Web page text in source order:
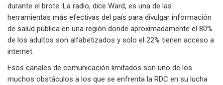
durante el brote. La radio, dice Ward, es una de las
herramientas más efectivas del país para divulgar información
de salud pública en una región donde aproximadamente el 80%
de los adultos son alfabetizados y solo el 22% tienen acceso a
internet.
Esos canales de comunicación limitados son uno de los
muchos obstáculos a los que se enfrenta la RDC en su lucha